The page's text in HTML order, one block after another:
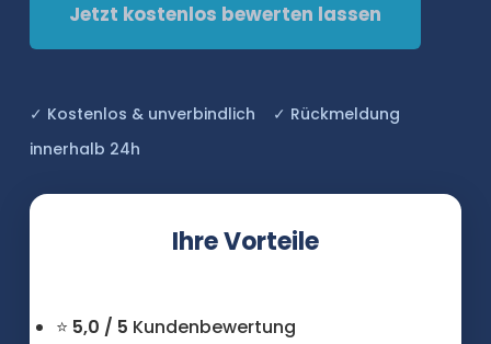
Jetzt kostenlos bewerten lassen
✓ Kostenlos & unverbindlich ✓ Rückmeldung
innerhalb 24h
Ihre Vorteile
⭐ 5,0 / 5 Kundenbewertung